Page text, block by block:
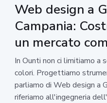
Web design a
Campania:
un mercato
In Ounti non ci limitiamo a
colori. Progettiamo
parliamo di Web design a
riferiamo all'ingegneria